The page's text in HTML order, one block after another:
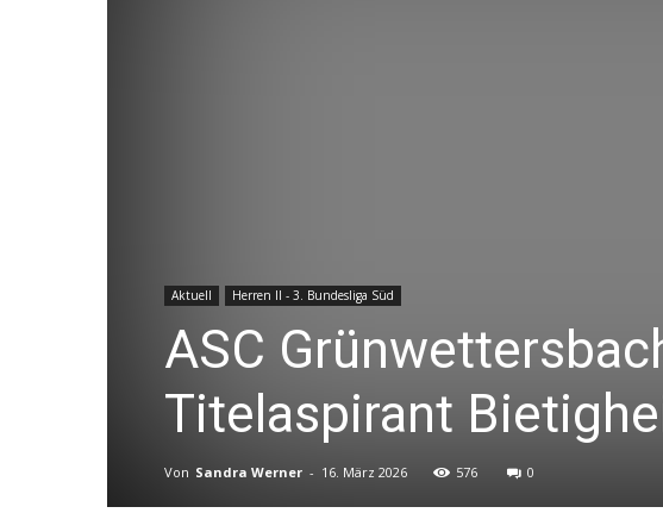
Aktuell Herren II - 3. Bundesliga Süd
ASC
Titelaspirant
Von Sandra Werner - 16. März 2026 576 0